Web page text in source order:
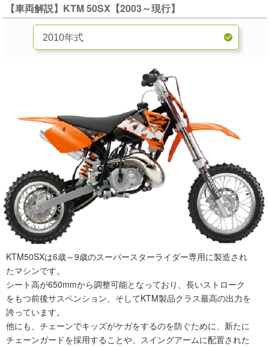
【車両解説】KTM 50SX【2003～現行】
KTM50SXは6歳～9歳のスーパースターライダー専用に製造され
たマシンです。
シート高が650mmから調整可能となっており、長いストローク
をもつ前後サスペンション、そしてKTM製品クラス最高の出力を
誇っています。
他にも、チェーンでキッズがケガをするのを防ぐために、新たに
チェーンガードを採用することや、スイングアームに配置された